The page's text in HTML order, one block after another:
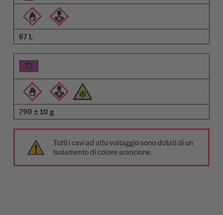
67 L
790 ± 10 g
Tutti i cavi ad alto voltaggio sono dotati di un
isolamento di colore arancione.